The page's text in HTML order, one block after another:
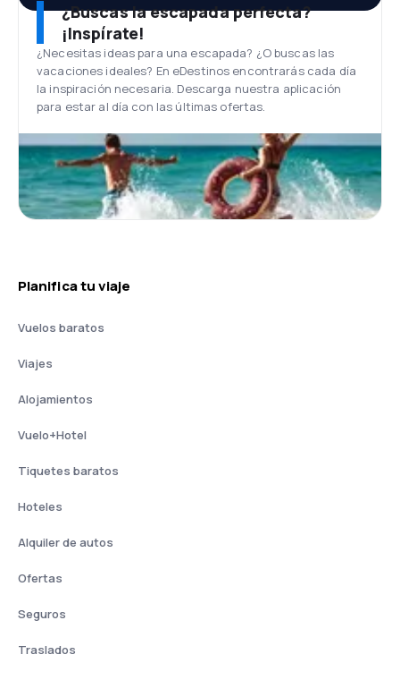
¿Buscas la escapada perfecta?
¡Inspírate!
¿Necesitas ideas para una escapada? ¿O buscas las
vacaciones ideales? En eDestinos encontrarás cada día
la inspiración necesaria. Descarga nuestra aplicación
para estar al día con las últimas ofertas.
Planifica tu viaje
Vuelos baratos
Viajes
Alojamientos
Vuelo+Hotel
Tiquetes baratos
Hoteles
Alquiler de autos
Ofertas
Seguros
Traslados